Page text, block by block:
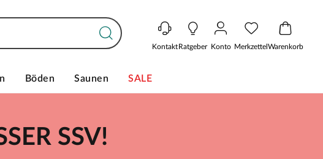
KontaktRatgeber Konto MerkzettelWarenkorb
Böden Saunen SALE
SSV!